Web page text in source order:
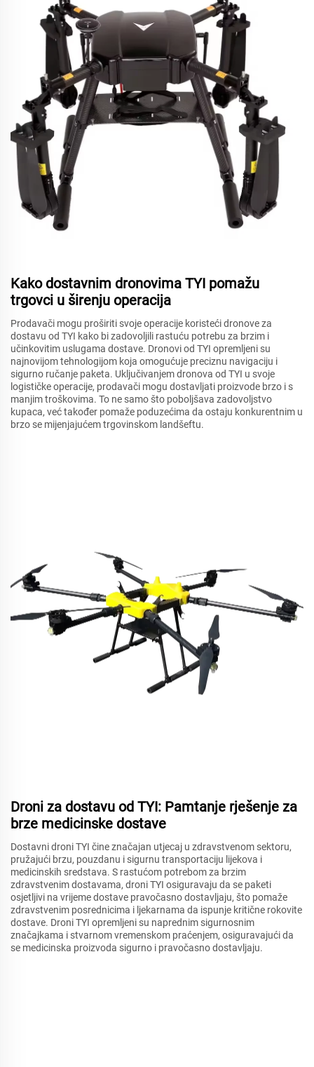
Kako dostavnim dronovima TYI pomažu
trgovci u širenju operacija
Prodavači mogu proširiti svoje operacije koristeći dronove za
dostavu od TYI kako bi zadovoljili rastuću potrebu za brzim i
učinkovitim uslugama dostave. Dronovi od TYI opremljeni su
najnovijom tehnologijom koja omogućuje preciznu navigaciju i
sigurno ručanje paketa. Uključivanjem dronova od TYI u svoje
logističke operacije, prodavači mogu dostavljati proizvode brzo i s
manjim troškovima. To ne samo što poboljšava zadovoljstvo
kupaca, već također pomaže poduzećima da ostaju konkurentnim u
brzo se mijenjajućem trgovinskom landšeftu.
Droni za dostavu od TYI: Pamtanje rješenje za
brze medicinske dostave
Dostavni droni TYI čine značajan utjecaj u zdravstvenom sektoru,
pružajući brzu, pouzdanu i sigurnu transportaciju lijekova i
medicinskih sredstava. S rastućom potrebom za brzim
zdravstvenim dostavama, droni TYI osiguravaju da se paketi
osjetljivi na vrijeme dostave pravočasno dostavljaju, što pomaže
zdravstvenim posrednicima i ljekarnama da ispunje kritične rokovite
dostave. Droni TYI opremljeni su naprednim sigurnosnim
značajkama i stvarnom vremenskom praćenjem, osiguravajući da
se medicinska proizvoda sigurno i pravočasno dostavljaju.